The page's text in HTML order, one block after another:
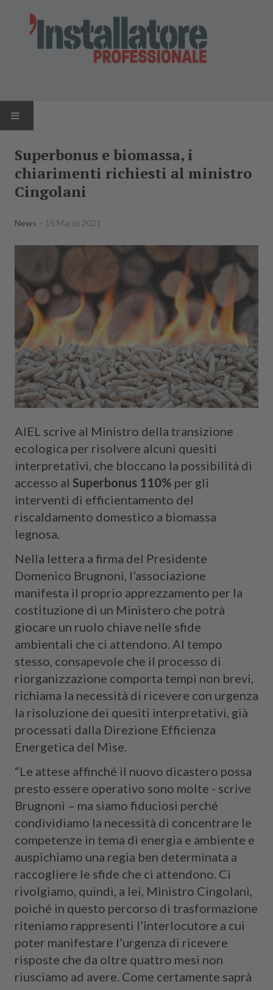
NEWS
Superbonus e biomassa, i
chiarimenti richiesti al ministro
Cingolani
News 15 Marzo 2021
AIEL scrive al Ministro della transizione
ecologica per risolvere alcuni quesiti
interpretativi, che bloccano la possibilità di
accesso al Superbonus 110% per gli
interventi di efficientamento del
riscaldamento domestico a biomassa
legnosa.
Nella lettera a firma del Presidente
Domenico Brugnoni, l’associazione
manifesta il proprio apprezzamento per la
costituzione di un Ministero che potrà
giocare un ruolo chiave nelle sfide
ambientali che ci attendono. Al tempo
stesso, consapevole che il processo di
riorganizzazione comporta tempi non brevi,
richiama la necessità di ricevere con urgenza
la risoluzione dei quesiti interpretativi, già
processati dalla Direzione Efficienza
Energetica del Mise.
“Le attese affinché il nuovo dicastero possa
presto essere operativo sono molte - scrive
Brugnoni – ma siamo fiduciosi perché
condividiamo la necessità di concentrare le
competenze in tema di energia e ambiente e
auspichiamo una regia ben determinata a
raccogliere le sfide che ci attendono. Ci
rivolgiamo, quindi, a lei, Ministro Cingolani,
poiché in questo percorso di trasformazione
riteniamo rappresenti l’interlocutore a cui
poter manifestare l’urgenza di ricevere
risposte che da oltre quattro mesi non
riusciamo ad avere. Come certamente saprà